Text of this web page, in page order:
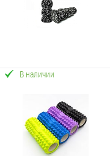
В наличии